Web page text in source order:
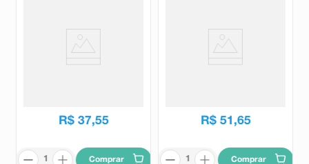
R$ 37,55
Comprar
R$ 51 ,65
Comprar